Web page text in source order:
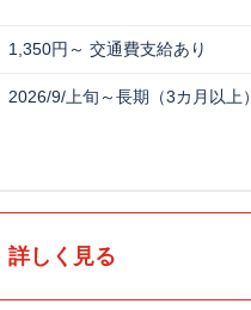
1,350円～ 交通費支給あり
2026/9/上旬～長期（3カ月以上）
詳しく見る